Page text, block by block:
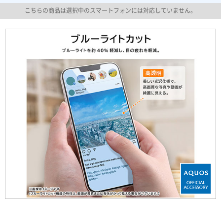
こちらの商品は選択中のスマートフォンには対応していません。